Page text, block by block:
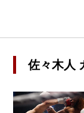
佐々木人